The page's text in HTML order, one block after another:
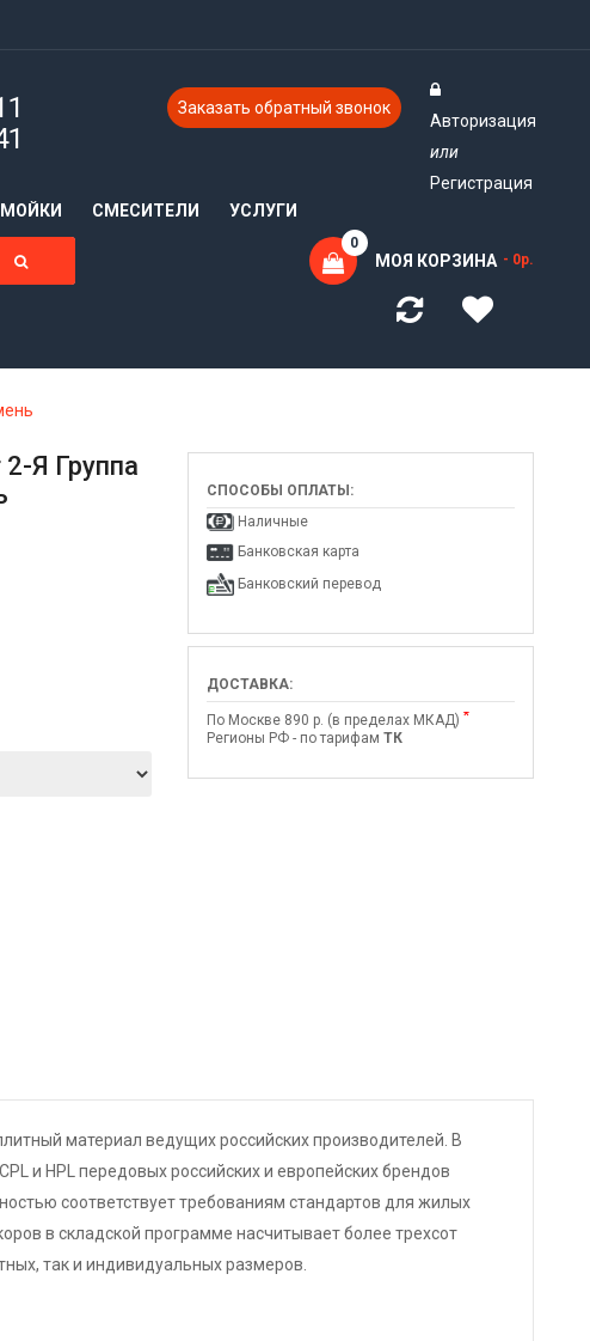
Заказать обратный звонок
МОЙКИ СМЕСИТЕЛИ УСЛУГИ
Авторизация
или
Регистрация
МОЯ КОРЗИНА
0
- 0р.
Я Группа
СПОСОБЫ ОПЛАТЫ:
Наличные
Банковская карта
Банковский перевод
ДОСТАВКА:
По Москве 890 р. (в пределах МКАД) *
Регионы РФ - по тарифам ТК
материал ведущих российских производителей. В
и HPL передовых российских и европейских брендов
соответствует требованиям стандартов для жилых
в складской программе насчитывает более трехсот
так и индивидуальных размеров.